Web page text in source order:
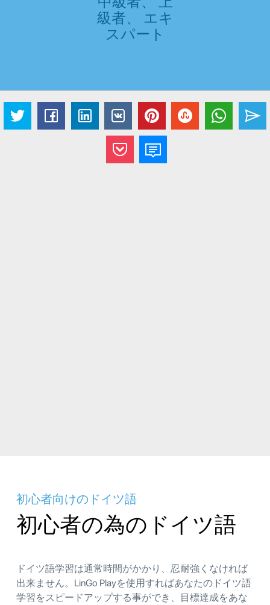
級者、 エキ
スパート
初心者向けのドイツ語
初心者の為のドイツ語
ドイツ語学習は通常時間がかかり、忍耐強くなければ
出来ません。LinGo Playを使用すればあなたのドイツ語
学習をスピードアップする事ができ、目標達成をあな